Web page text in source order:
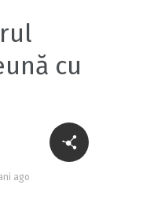
un-fermier-
isi-modernizeaza-
cu
ago